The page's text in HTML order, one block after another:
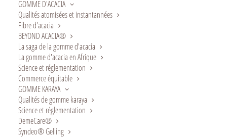
GOMME D'ACACIA
Qualités atomisées et instantannées
Fibre d'acacia
BEYOND ACACIA®
La saga de la gomme d'acacia
La gomme d'acacia en Afrique
Science et réglementation
Commerce équitable
GOMME KARAYA
Qualités de gomme karaya
Science et réglementation
DemeCare®
Syndeo® Gelling